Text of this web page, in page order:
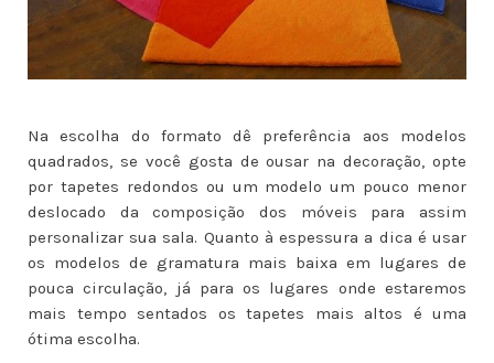
Na escolha do formato dê preferência aos modelos
quadrados, se você gosta de ousar na decoração, opte
por tapetes redondos ou um modelo um pouco menor
deslocado da composição dos móveis para assim
personalizar sua sala. Quanto à espessura a dica é usar
os modelos de gramatura mais baixa em lugares de
pouca circulação, já para os lugares onde estaremos
mais tempo sentados os tapetes mais altos é uma
ótima escolha.